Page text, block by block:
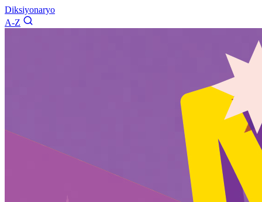
Diksiyonaryo
A-Z